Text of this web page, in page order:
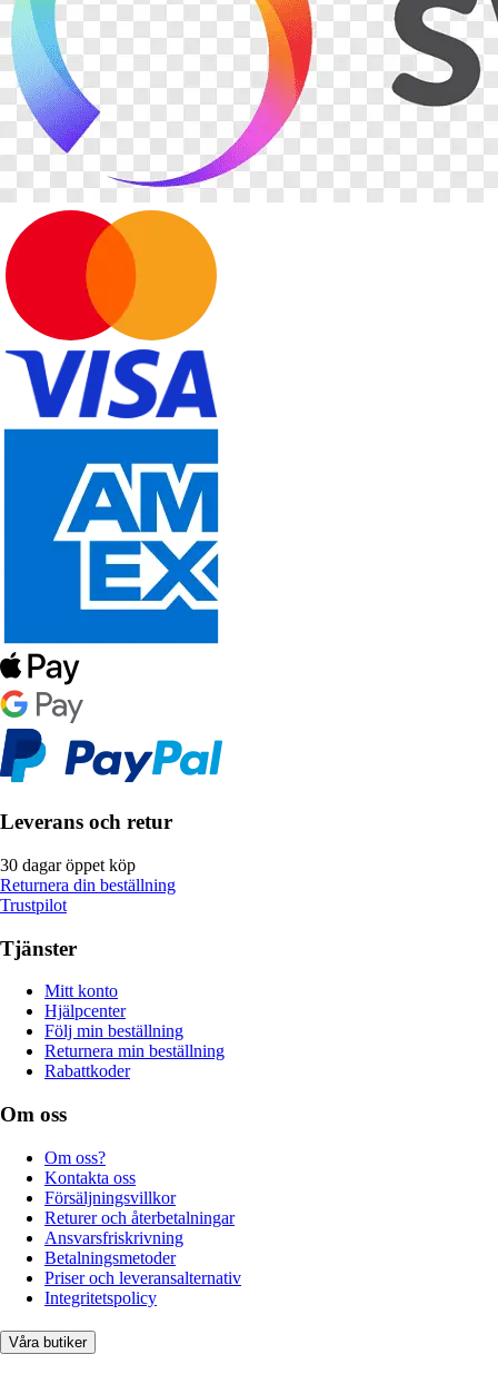
Leverans och retur
30 dagar öppet köp
Returnera din beställning
Trustpilot
Tjänster
Mitt konto
Hjälpcenter
Följ min beställning
Returnera min beställning
Rabattkoder
Om oss
Om oss?
Kontakta oss
Försäljningsvillkor
Returer och återbetalningar
Ansvarsfriskrivning
Betalningsmetoder
Priser och leveransalternativ
Integritetspolicy
Våra butiker